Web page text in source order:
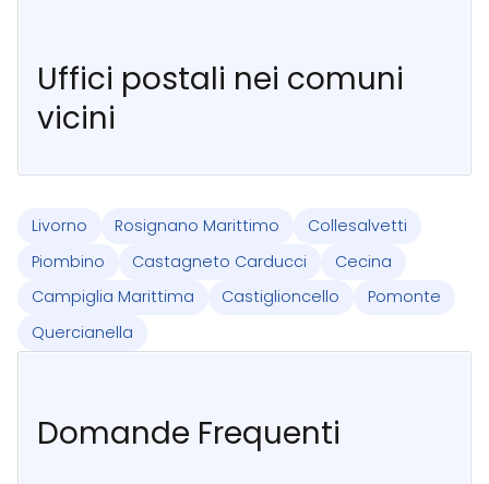
Uffici postali nei comuni
vicini
Livorno Rosignano Marittimo
Collesalvetti
Piombino
Castagneto Carducci
Cecina
Campiglia Marittima
Castiglioncello
Pomonte
Quercianella
Domande Frequenti